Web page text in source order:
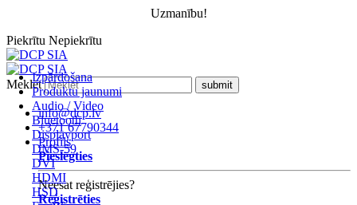
Uzmanību!
Piekrītu Nepiekrītu
Izpārdošana
Produktu jaunumi
Audio / Video
Bluetooth
Displayport
DMS-59
DVI
HDMI
HSD
Meklēt
info@dcp.lv
+371 67790344
Profils
Pieslēgties
Neesat reģistrējies?
Reģistrēties